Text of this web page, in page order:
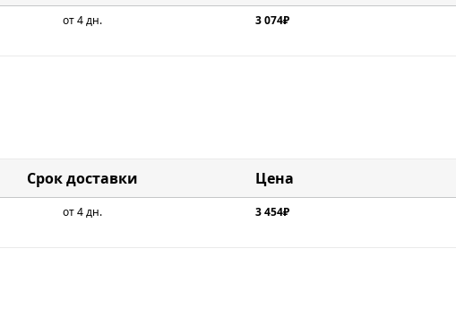
от 4 дн. 3 074₽
Срок доставки Цена
от 4 дн. 3 454₽